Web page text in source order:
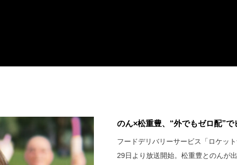
のん×松重豊、“外でもゼロ配”
フードデリバリーサービス「ロケッ
29日より放送開始。松重豊とのんが